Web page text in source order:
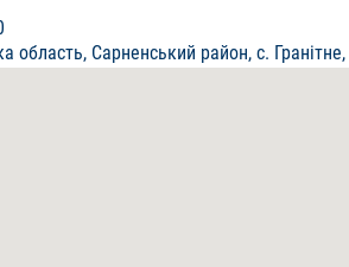
область, Сарненський район, с.